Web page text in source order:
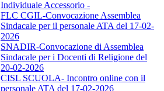
Individuale Accessorio -
FLC CGIL-Convocazione Assemblea
Sindacale per il personale ATA del 17-02-
2026
SNADIR-Convocazione di Assemblea
Sindacale per i Docenti di Religione del
20-02-2026
CISL SCUOLA- Incontro online con il
personale ATA del 17-02-2026